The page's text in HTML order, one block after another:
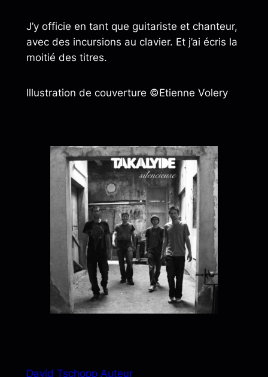
J’y officie en tant que guitariste et chanteur,
avec des incursions au clavier. Et j’ai écris la
moitié des titres.
Illustration de couverture ©Etienne Volery
David Tschopp Auteur